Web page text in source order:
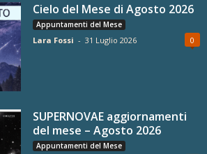
Cielo del Mese di Agosto 2026
Appuntamenti del Mese
Lara Fossi - 31 Luglio 2026 0
SUPERNOVAE aggiornamenti
del mese – Agosto 2026
Appuntamenti del Mese